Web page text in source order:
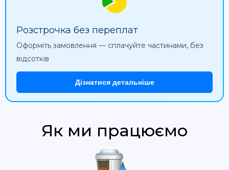
Розстрочка без переплат
Оформіть замовлення — сплачуйте частинами, без
відсотків
Дізнатися детальніше
Як ми працюємо